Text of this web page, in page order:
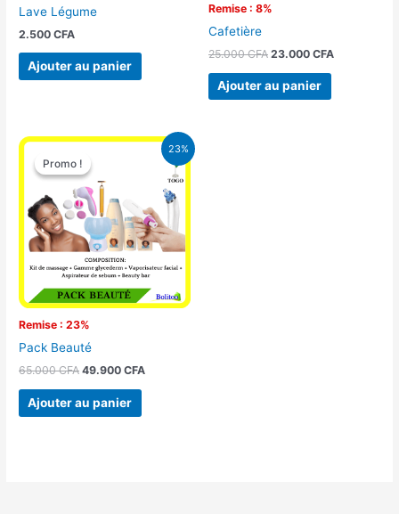
Lave Légume
2.500CFA
Ajouter au panier
Remise : 8%
Cafetière
25.000CFA 23.000 CFA
Ajouter au panier
23%
Promo !
Remise : 23%
Promo !
Pack Beauté
65.000CFA
Le
prix
initial
était :
65.000 CFA.
49.900CFA
Le
prix
actuel
est :
49.900 CFA.
Ajouter au panier